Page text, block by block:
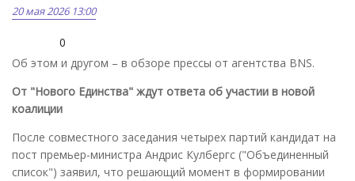
20 мая 2026 13:00
0
Об этом и другом – в обзоре прессы от агентства BNS.
От "Нового Единства" ждут ответа об участии в новой
коалиции
После совместного заседания четырех партий кандидат на
пост премьер-министра Андрис Кулбергс ("Объединенный
список") заявил, что решающий момент в формировании